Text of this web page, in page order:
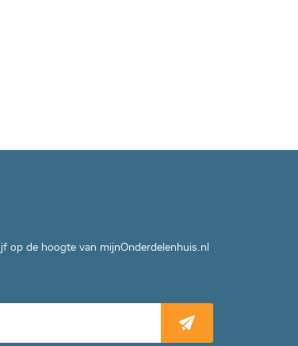
op de hoogte van mijnOnderdelenhuis.nl